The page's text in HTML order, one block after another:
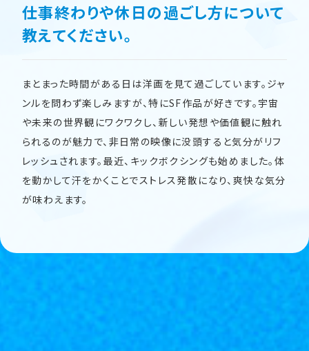
仕事終わりや休日の過ごし方について
教えてください。
まとまった時間がある日は洋画を見て過ごしています。ジャ
ンルを問わず楽しみますが、特にSF作品が好きです。宇宙
や未来の世界観にワクワクし、新しい発想や価値観に触れ
られるのが魅力で、非日常の映像に没頭すると気分がリフ
レッシュされます。最近、キックボクシングも始めました。体
を動かして汗をかくことでストレス発散になり、爽快な気分
が味わえます。